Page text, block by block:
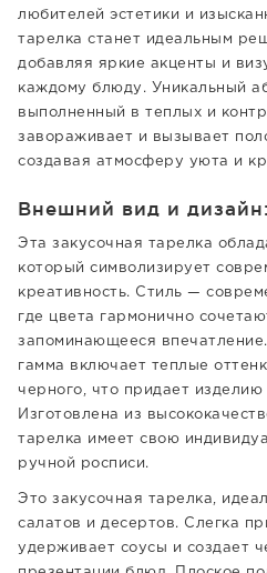
любителей эстетики и
тарелка станет идеальным
добавляя яркие акценты и
каждому блюду. Уникальный
выполненный в теплых и
завораживает и вызывает
создавая атмосферу уюта и
Внешний вид и дизайн:
Эта закусочная тарелка
который символизирует
креативность. Стиль —
где цвета гармонично
запоминающееся
гамма включает теплые
черного, что придает
Изготовлена из
тарелка имеет свою
ручной росписи.
Это закусочная тарелка,
салатов и десертов. Слегка
удерживает соусы и создает